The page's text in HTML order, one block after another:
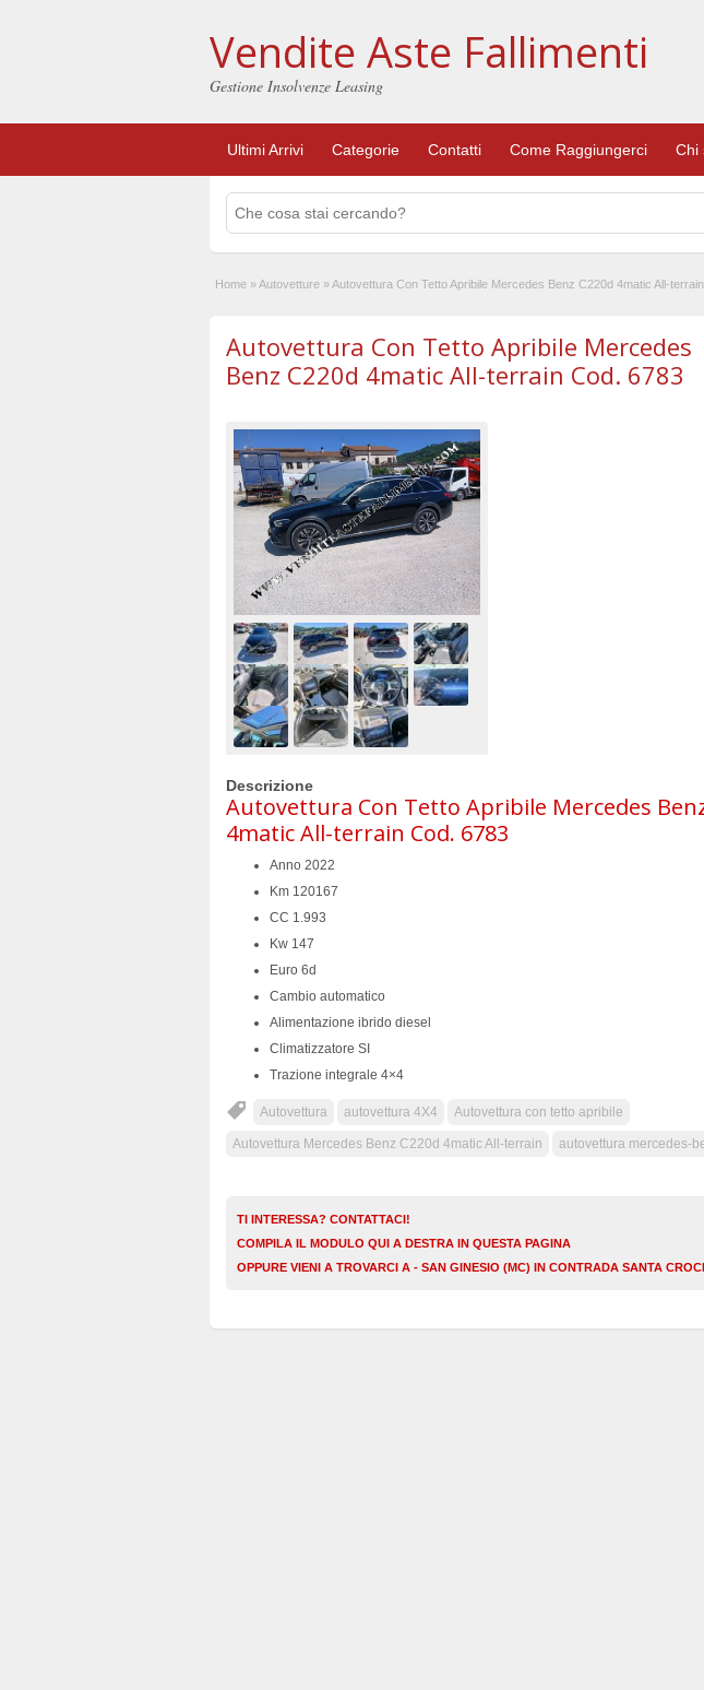
Vendite Aste Fallimenti
Gestione Insolvenze Leasing
Ultimi Arrivi Categorie Contatti Come Raggiungerci Chi
Home »Autovetture »Autovettura Con Tetto Apribile Mercedes Benz C220d 4matic All-
Autovettura Con Tetto Apribile Mercedes
Benz C220d 4matic All-terrain Cod. 6783
Descrizione
Autovettura Con Tetto Apribile Mercedes
4matic All-terrain Cod. 6783
Anno 2022
Km 120167
CC 1.993
Kw 147
Euro 6d
Cambio automatico
Alimentazione ibrido diesel
Climatizzatore SI
Trazione integrale 4×4
Autovettura autovettura 4X4 Autovettura con tetto apribile
Autovettura Mercedes Benz C220d 4matic All-terrain autovettura mercedes-
TI INTERESSA? CONTATTACI!
COMPILA IL MODULO QUI A DESTRA IN QUESTA PAGINA
OPPURE VIENI A TROVARCI A - SAN GINESIO (MC) IN CONTRADA SANTA